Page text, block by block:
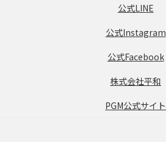
公式LINE
公式Instagram
公式Facebook
株式会社平和
PGM公式サイト